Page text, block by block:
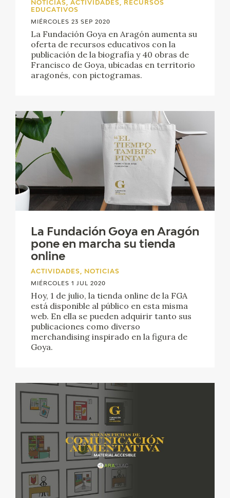
NOTICIAS, ACTIVIDADES, RECURSOS
EDUCATIVOS
MIÉRCOLES 23 SEP 2020
La Fundación Goya en Aragón aumenta su
oferta de recursos educativos con la
publicación de la biografía y 40 obras de
Francisco de Goya, ubicadas en territorio
aragonés, con pictogramas.
La Fundación Goya en Aragón
pone en marcha su tienda
online
ACTIVIDADES, NOTICIAS
MIÉRCOLES 1 JUL 2020
Hoy, 1 de julio, la tienda online de la FGA
está disponible al público en esta misma
web. En ella se pueden adquirir tanto sus
publicaciones como diverso
merchandising inspirado en la figura de
Goya.